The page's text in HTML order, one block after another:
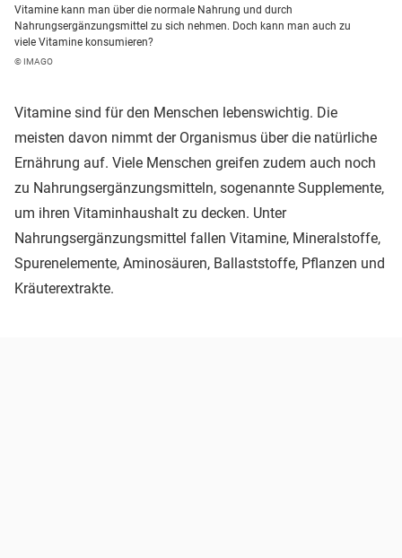
Vitamine kann man über die normale Nahrung und durch
Nahrungsergänzungsmittel zu sich nehmen. Doch kann man auch zu
viele Vitamine konsumieren?
© IMAGO
Vitamine sind für den Menschen lebenswichtig. Die
meisten davon nimmt der Organismus über die natürliche
Ernährung auf. Viele Menschen greifen zudem auch noch
zu Nahrungsergänzungsmitteln, sogenannte Supplemente,
um ihren Vitaminhaushalt zu decken. Unter
Nahrungsergänzungsmittel fallen Vitamine, Mineralstoffe,
Spurenelemente, Aminosäuren, Ballaststoffe, Pflanzen und
Kräuterextrakte.